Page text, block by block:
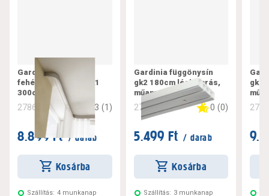
Gardinia műanyag,
fehér függönysín gk1
300cm
278616 3 (1)
8.899 Ft / darab
Kosárba
Szállítás: 4 munkanap
Gardinia függönysín
gk2 180cm légkamrás,
műanyag, fehér
278619 0 (0)
5.499 Ft / darab
Kosárba
Szállítás: 3 munkanap
gk2